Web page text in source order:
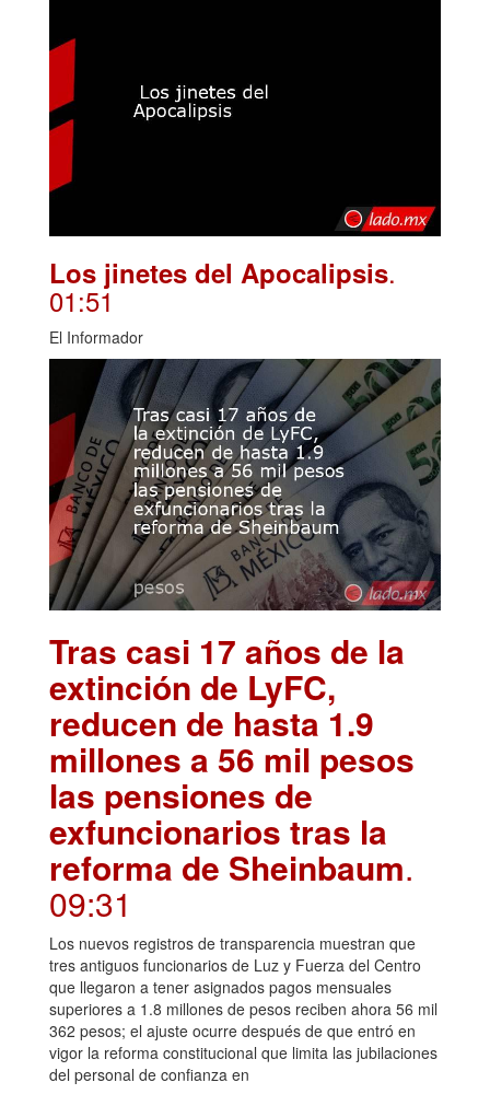
Los jinetes del Apocalipsis.
01:51
El Informador
Tras casi 17 años de la
extinción de LyFC,
reducen de hasta 1.9
millones a 56 mil pesos
las pensiones de
exfuncionarios tras la
reforma de Sheinbaum.
09:31
Los nuevos registros de transparencia muestran que
tres antiguos funcionarios de Luz y Fuerza del Centro
que llegaron a tener asignados pagos mensuales
superiores a 1.8 millones de pesos reciben ahora 56 mil
362 pesos; el ajuste ocurre después de que entró en
vigor la reforma constitucional que limita las jubilaciones
del personal de confianza en